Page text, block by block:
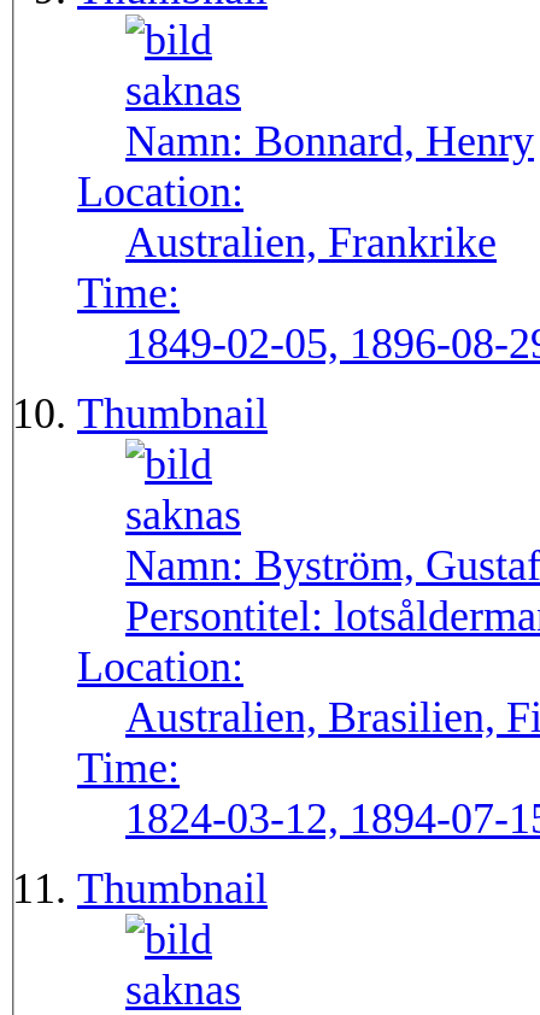
Namn: Bonnard, Henry
Location:
Australien, Frankrike
Time:
1849-02-05, 1896-08-
Thumbnail
Namn: Byström,
Persontitel:
Location:
Australien, Brasilien,
Time:
1824-03-12, 1894-07-
Thumbnail